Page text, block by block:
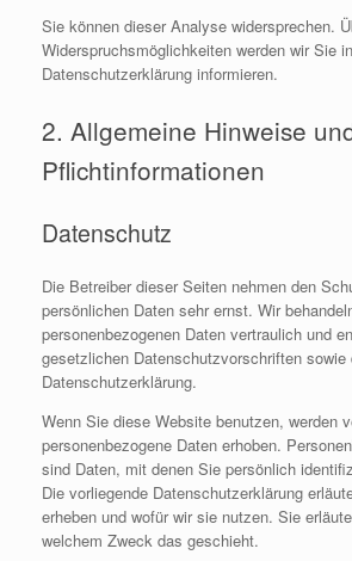
Sie können dieser Analyse widersprechen.
Widerspruchsmöglichkeiten werden wir Sie
Datenschutzerklärung informieren.
2. Allgemeine Hinweise
Pflichtinformationen
Datenschutz
Die Betreiber dieser Seiten nehmen den
persönlichen Daten sehr ernst. Wir
personenbezogenen Daten vertraulich und
gesetzlichen Datenschutzvorschriften sowie
Datenschutzerklärung.
Wenn Sie diese Website benutzen, werden
personenbezogene Daten erhoben.
sind Daten, mit denen Sie persönlich
Die vorliegende Datenschutzerklärung
erheben und wofür wir sie nutzen. Sie
welchem Zweck das geschieht.